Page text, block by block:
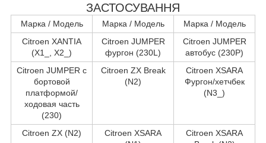
ЗАСТОСУВАННЯ
Марка / Модель Марка / Модель
Марка / Модель
Citroen XANTIA
(X1_, X2_)
Citroen JUMPER
фургон (230L)
Citroen JUMPER
автобус (230P)
Citroen JUMPER c
бортовой
платформой/
ходовая часть
(230)
Citroen ZX Break
(N2)
Citroen XSARA
Фургон/хетчбек
(N3_)
Citroen ZX (N2)
Citroen XSARA
Citroen XSARA